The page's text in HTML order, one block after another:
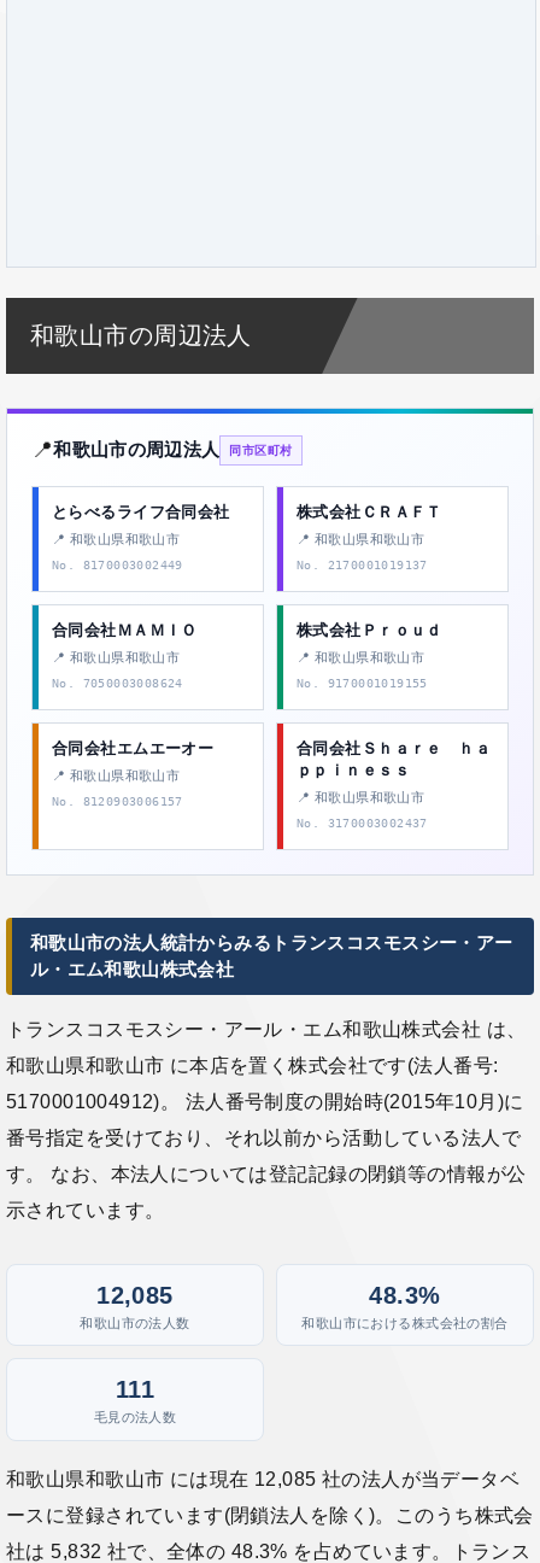
和歌山市の周辺法人
📍和歌山市の周辺法人 同市区町村
とらべるライフ合同会社
📍 和歌山県和歌山市
No. 8170003002449
株式会社ＣＲＡＦＴ
📍 和歌山県和歌山市
No. 2170001019137
合同会社ＭＡＭＩＯ
📍 和歌山県和歌山市
No. 7050003008624
株式会社Ｐｒｏｕｄ
📍 和歌山県和歌山市
No. 9170001019155
合同会社エムエーオー
📍 和歌山県和歌山市
No. 8120903006157
合同会社Ｓｈａｒｅ ｈａ
ｐｐｉｎｅｓｓ
📍 和歌山県和歌山市
No. 3170003002437
和歌山市の法人統計からみるトランスコスモスシー・アー
ル・エム和歌山株式会社
トランスコスモスシー・アール・エム和歌山株式会社 は、
和歌山県和歌山市 に本店を置く株式会社です(法人番号:
5170001004912)。 法人番号制度の開始時(2015年10月)に
番号指定を受けており、それ以前から活動している法人で
す。 なお、本法人については登記記録の閉鎖等の情報が公
示されています。
12,085
和歌山市の法人数
48.3%
和歌山市における株式会社の割合
111
毛見の法人数
和歌山県和歌山市 には現在 12,085 社の法人が当データベ
ースに登録されています(閉鎖法人を除く)。このうち株式会
社は 5,832 社で、全体の 48.3% を占めています。トランス